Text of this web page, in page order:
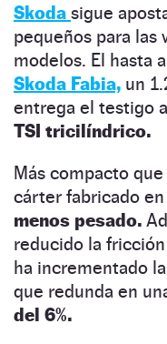
Skoda sigue
pequeños para las
modelos. El hasta
Skoda Fabia, un
entrega el testigo
TSI tricilíndrico.
Más compacto
cárter fabricado
menos pesado.
reducido la
ha incrementado
que redunda en
del 6%.